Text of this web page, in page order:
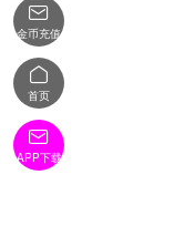

金币充值

首页

APP下载